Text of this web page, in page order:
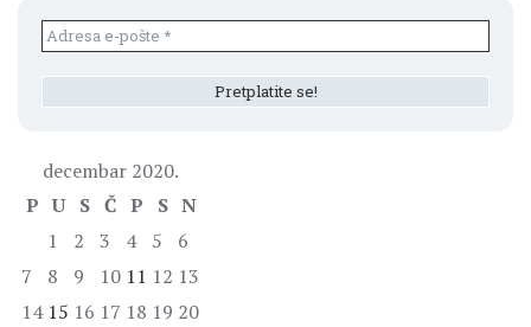
decembar 2020.
P U S Č P S N
1
2 3 4 5
6
7
8 9 10 11 12 13
14 15 16 17 18 19 20